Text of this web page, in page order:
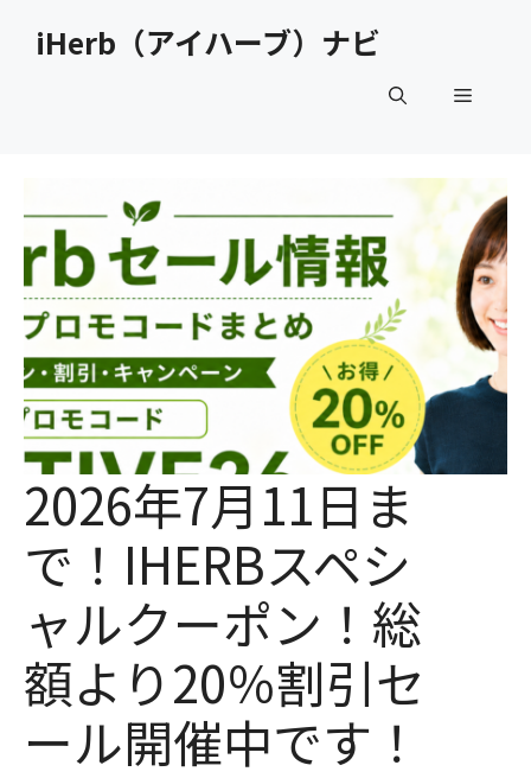
iHerb（アイハーブ）ナビ
メ
ュ
ー
2026年7月11日ま
で！IHERBスペシ
ャルクーポン！総
額より20％割引セ
ール開催中です！